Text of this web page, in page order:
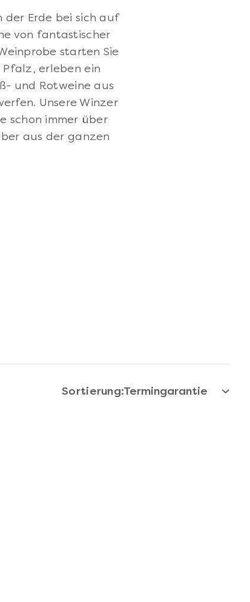
der Erde bei sich auf
von fantastischer
starten Sie
erleben ein
und Rotweine aus
Unsere Winzer
schon immer über
aus der ganzen
Sortierung: